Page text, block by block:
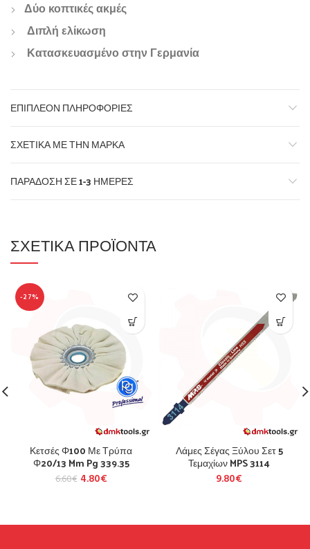
Δύο κοπτικές ακμές
Διπλή ελίκωση
Κατασκευασμένο στην Γερμανία
ΕΠΙΠΛΈΟΝ ΠΛΗΡΟΦΟΡΊΕΣ
ΣΧΕΤΙΚΆ ΜΕ ΤΗΝ ΜΆΡΚΑ
ΠΑΡΆΔΟΣΗ ΣΕ 1-3 ΗΜΈΡΕΣ
ΣΧΕΤΙΚΆ ΠΡΟΪΌΝΤΑ
-27%
Κετσές Φ100 Με Τρύπα
Φ20/13 Mm Pg 339.35
6.60€ 4.80€
Λάμες Σέγας Ξύλου Σετ 5
Τεμαχίων MPS 3114
9.80€